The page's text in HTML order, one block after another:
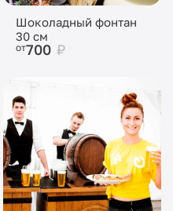
Шоколадный фонтан
30 см
от700 ₽